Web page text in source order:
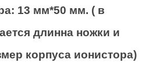
13 мм*50 мм. ( в
длинна ножки и
корпуса ионистора)